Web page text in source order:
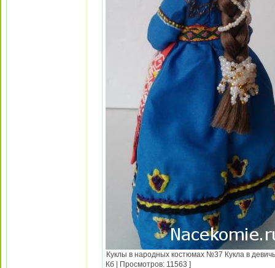
Куклы в народных костюмах №37 Кукла в
Кб | Просмотров: 11563 ]